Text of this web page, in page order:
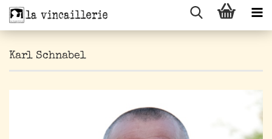
Karl Schnabel